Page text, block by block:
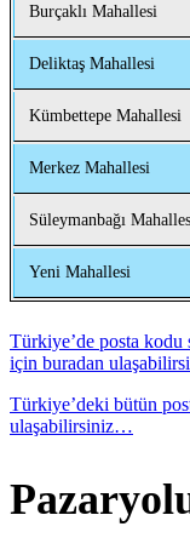
Burçaklı Mahallesi
Deliktaş Mahallesi
Kümbettepe Mahallesi
Merkez Mahallesi
Süleymanbağı
Yeni Mahallesi
Türkiye’de posta kodu
için buradan
Türkiye’deki bütün
ulaşabilirsiniz…